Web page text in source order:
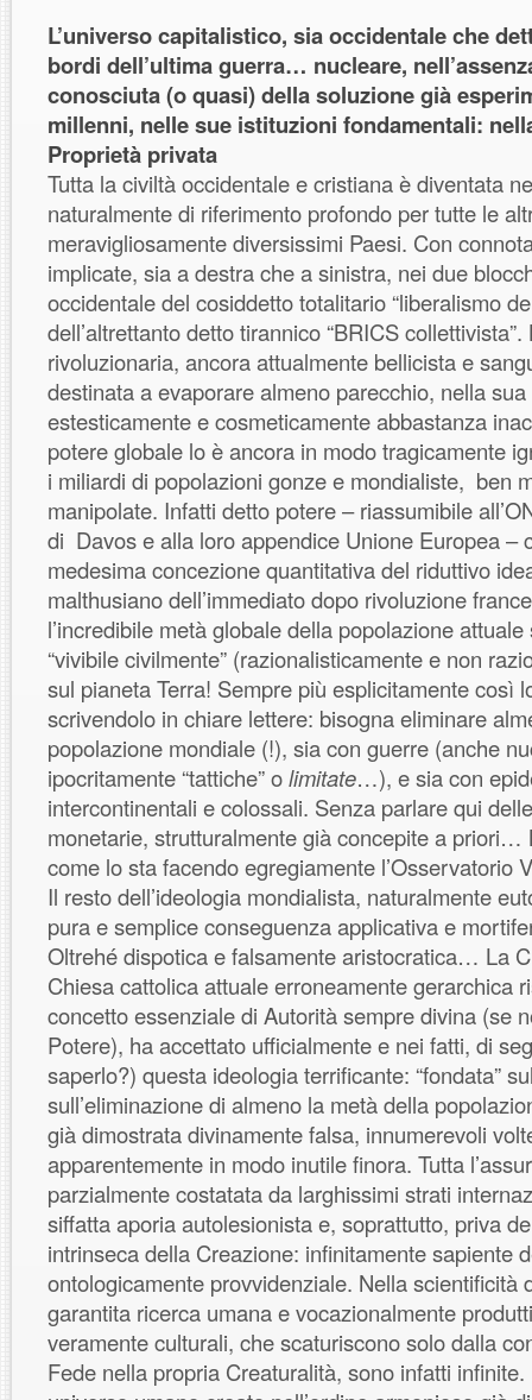
L’universo capitalistico, sia occidentale che
bordi dell’ultima guerra… nucleare,
conosciuta (o quasi) della soluzione già
millenni, nelle sue istituzioni fondamentali:
Proprietà privata
Tutta la civiltà occidentale e cristiana è diventata
naturalmente di riferimento profondo per tutte le
meravigliosamente diversissimi Paesi. Con
implicate, sia a destra che a sinistra, nei due
occidentale del cosiddetto totalitario “liberalismo
dell’altrettanto detto tirannico “BRICS collettivista”.
rivoluzionaria, ancora attualmente bellicista e
destinata a evaporare almeno parecchio, nella
estesticamente e cosmeticamente abbastanza
potere globale lo è ancora in modo tragicamente
i miliardi di popolazioni gonze e mondialiste, ben
manipolate. Infatti detto potere – riassumibile
di Davos e alla loro appendice Unione Europea –
medesima concezione quantitativa del riduttivo
malthusiano dell’immediato dopo rivoluzione
l’incredibile metà globale della popolazione
“vivibile civilmente” (razionalisticamente e non
sul pianeta Terra! Sempre più esplicitamente così
scrivendolo in chiare lettere: bisogna eliminare
popolazione mondiale (!), sia con guerre (anche
ipocritamente “tattiche” olimitate…), e sia con
intercontinentali e colossali. Senza parlare qui
monetarie, strutturalmente già concepite a priori…
come lo sta facendo egregiamente l’Osservatorio
Il resto dell’ideologia mondialista, naturalmente
pura e semplice conseguenza applicativa e
Oltrehé dispotica e falsamente aristocratica… La
Chiesa cattolica attuale erroneamente gerarchica
concetto essenziale di Autorità sempre divina (se
Potere), ha accettato ufficialmente e nei fatti, di
saperlo?) questa ideologia terrificante: “fondata”
sull’eliminazione di almeno la metà della
già dimostrata divinamente falsa, innumerevoli
apparentemente in modo inutile finora. Tutta
parzialmente costatata da larghissimi strati
siffatta aporia autolesionista e, soprattutto, priva
intrinseca della Creazione: infinitamente sapiente
ontologicamente provvidenziale. Nella scientificità
garantita ricerca umana e vocazionalmente
veramente culturali, che scaturiscono solo dalla
Fede nella propria Creaturalità, sono infatti